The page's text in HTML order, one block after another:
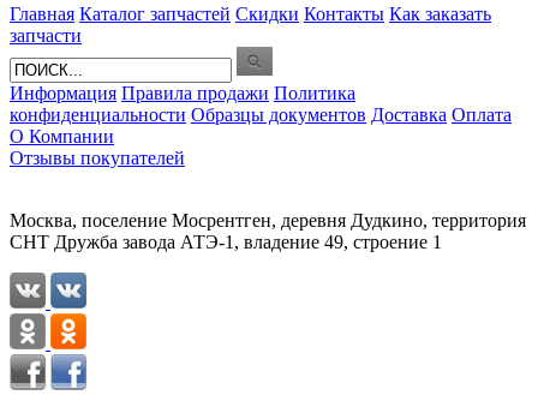
Главная Каталог запчастей Скидки Контакты Как заказать
запчасти
Информация Правила продажи Политика
конфиденциальности Образцы документов Доставка Оплата
О Компании
Отзывы покупателей
Москва, поселение Мосрентген, деревня Дудкино, территория
СНТ Дружба завода АТЭ-1, владение 49, строение 1